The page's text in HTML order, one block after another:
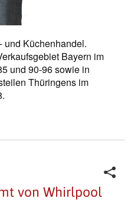
und Küchenhandel.
Bayern im
und 90-96 sowie in
Thüringens im
von Whirlpool